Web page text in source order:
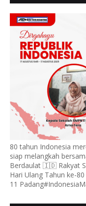
BERDAULAT
80 tahun Indonesia
siap melangkah
Berdaulat 🇮🇩 Rakyat
Hari Ulang Tahun ke-
11